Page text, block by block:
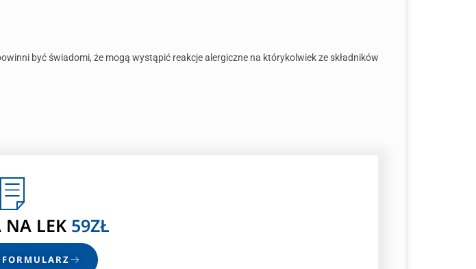
być świadomi, że mogą wystąpić reakcje alergiczne na którykolwiek ze składników
NA LEK 59ZŁ